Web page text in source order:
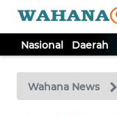
Nasional Daerah
Wahana News
TV
Tutup